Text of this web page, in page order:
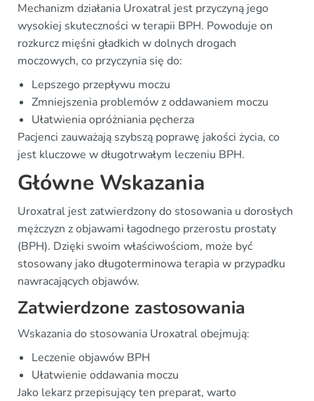
Mechanizm działania Uroxatral jest przyczyną jego
wysokiej skuteczności w terapii BPH. Powoduje on
rozkurcz mięśni gładkich w dolnych drogach
moczowych, co przyczynia się do:
Lepszego przepływu moczu
Zmniejszenia problemów z oddawaniem moczu
Ułatwienia opróżniania pęcherza
Pacjenci zauważają szybszą poprawę jakości życia, co
jest kluczowe w długotrwałym leczeniu BPH.
Główne Wskazania
Uroxatral jest zatwierdzony do stosowania u dorosłych
mężczyzn z objawami łagodnego przerostu prostaty
(BPH). Dzięki swoim właściwościom, może być
stosowany jako długoterminowa terapia w przypadku
nawracających objawów.
Zatwierdzone zastosowania
Wskazania do stosowania Uroxatral obejmują:
Leczenie objawów BPH
Ułatwienie oddawania moczu
Jako lekarz przepisujący ten preparat, warto